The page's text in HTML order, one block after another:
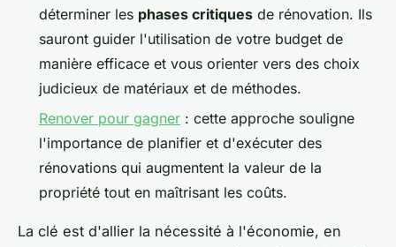
déterminer les phases critiques de rénovation. Ils
sauront guider l'utilisation de votre budget de
manière efficace et vous orienter vers des choix
judicieux de matériaux et de méthodes.
Renover pour gagner : cette approche souligne
l'importance de planifier et d'exécuter des
rénovations qui augmentent la valeur de la
propriété tout en maîtrisant les coûts.
La clé est d'allier la nécessité à l'économie, en